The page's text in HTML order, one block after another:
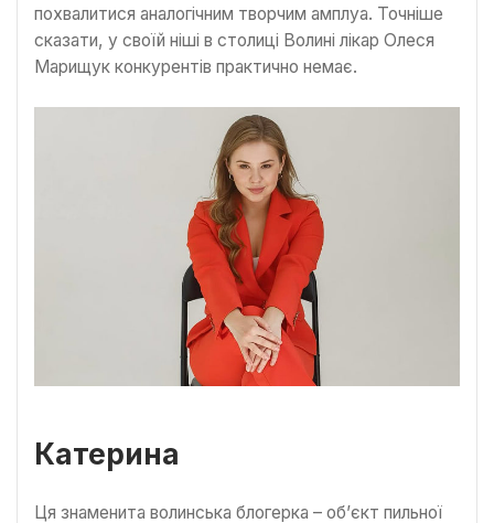
похвалитися аналогічним творчим амплуа. Точніше
сказати, у своїй ніші в столиці Волині лікар Олеся
Марищук конкурентів практично немає.
Катерина
Ця знаменита волинська блогерка – об’єкт пильної